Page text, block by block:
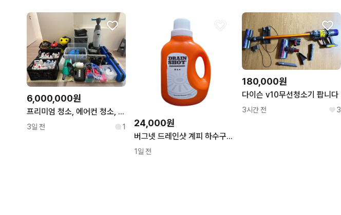
6,000,000원
프리미엄 청소, 에어컨 청소, 종합 청소 장비 (청소 창업 장비) 판매합니다.
3일 전 1 24,000원
버그넷 드레인샷 계피 하수구 냄새제거제
1일 전
180,000원
다이슨 v10무선청소기 팝니다
3시간 전 3